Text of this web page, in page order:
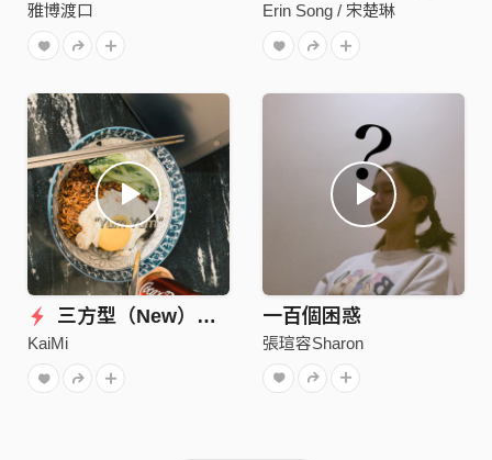
雅博渡口 Erin Song / 宋楚琳
三方型（New）Demo
KaiMi
一百個困惑
張瑄容Sharon